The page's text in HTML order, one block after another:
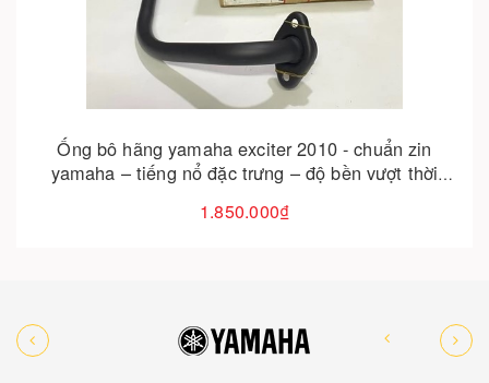
Ống bô hãng yamaha exciter 2010 - chuẩn zin
yamaha – tiếng nổ đặc trưng – độ bền vượt thời
1.850.000₫
Cho vào giỏ hàng